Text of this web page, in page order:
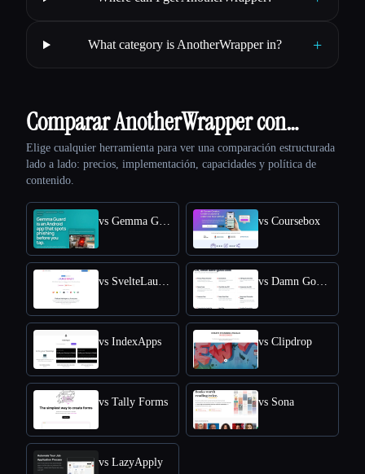
What category is AnotherWrapper in? +
Comparar AnotherWrapper con…
Elige cualquier herramienta para ver una comparación estructurada
lado a lado: precios, implementación, capacidades y política de
contenido.
vs Gemma Guard vs Coursebox
vs SvelteLaunch vs Damn Good Tools
vs IndexApps vs Clipdrop
vs Tally Forms vs Sona
vs LazyApply